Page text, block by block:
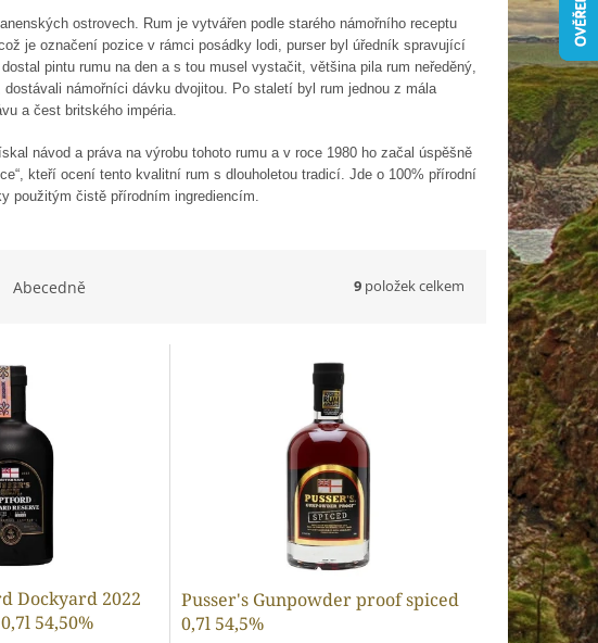
ostrovech. Rum je vytvářen podle starého námořního receptu
je označení pozice v rámci posádky lodi, purser byl úředník spravující
pintu rumu na den a s tou musel vystačit, většina pila rum neředěný,
námořníci dávku dvojitou. Po staletí byl rum jednou z mála
a čest britského impéria.
návod a práva na výrobu tohoto rumu a v roce 1980 ho začal úspěšně
kteří ocení tento kvalitní rum s dlouholetou tradicí. Jde o 100% přírodní
použitým čistě přírodním ingrediencím.
Abecedně 9 položek celkem
Dockyard 2022
54,50%
Pusser's Gunpowder proof spiced
0,7l 54,5%